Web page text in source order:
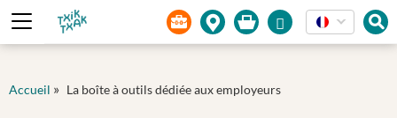
Panneau de gestion des cookies
Accueil » La boîte à outils dédiée aux employeurs